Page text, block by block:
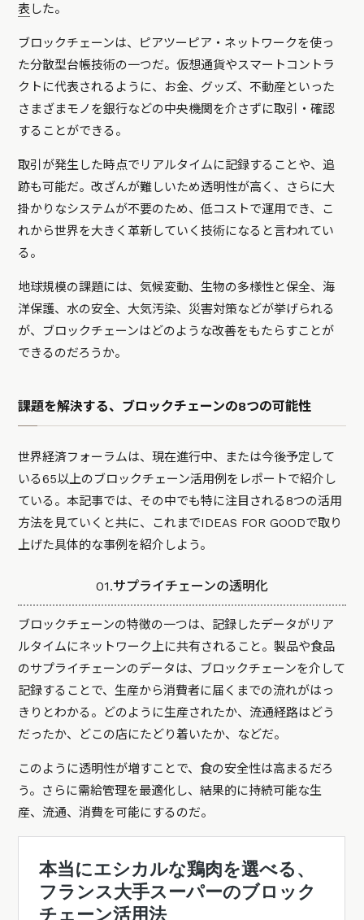
表 した。
ブロックチェーンは、ピアツーピア・ネットワークを使っ
た分散型台帳技術の一つだ。仮想通貨やスマートコントラ
クトに代表されるように、お金、グッズ、不動産といった
さまざまモノを銀行などの中央機関を介さずに取引・確認
することができる。
取引が発生した時点でリアルタイムに記録することや、追
跡も可能だ。改ざんが難しいため透明性が高く、さらに大
掛かりなシステムが不要のため、低コストで運用でき、こ
れから世界を大きく革新していく技術になると言われてい
る。
地球規模の課題には、気候変動、生物の多様性と保全、海
洋保護、水の安全、大気汚染、災害対策などが挙げられる
が、ブロックチェーンはどのような改善をもたらすことが
できるのだろうか。
課題を解決する、ブロックチェーンの8つの可能性
世界経済フォーラムは、現在進行中、または今後予定して
いる65以上のブロックチェーン活用例をレポートで紹介し
ている。本記事では、その中でも特に注目される8つの活用
方法を見ていくと共に、これまでIDEAS FOR GOODで取り
上げた具体的な事例を紹介しよう。
01.サプライチェーンの透明化
ブロックチェーンの特徴の一つは、記録したデータがリア
ルタイムにネットワーク上に共有されること。製品や食品
のサプライチェーンのデータは、ブロックチェーンを介して
記録することで、生産から消費者に届くまでの流れがはっ
きりとわかる。どのように生産されたか、流通経路はどう
だったか、どこの店にたどり着いたか、などだ。
このように透明性が増すことで、食の安全性は高まるだろ
う。さらに需給管理を最適化し、結果的に持続可能な生
産、流通、消費を可能にするのだ。